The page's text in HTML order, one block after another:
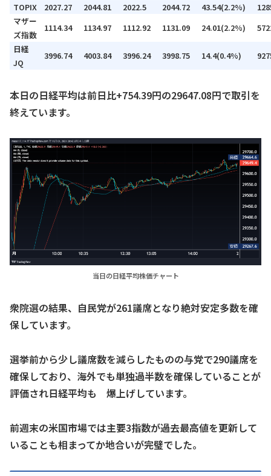
TOPIX
2027.27 2044.81 2022.5 2044.72 43.54(2.2%)
マザー
ズ指数
1114.34 1134.97 1112.92 1131.09 24.01(2.2%)
日経
JQ
3996.74 4003.84 3996.24 3998.75 14.4(0.4%)
本日の日経平均は前日比+754.39円の29647.08円で取引を
終えています。
当日の日経平均株価チャート
衆院選の結果、自民党が261議席となり絶対安定多数を確
保しています。
選挙前から少し議席数を減らしたものの与党で290議席を
確保しており、海外でも単独過半数を確保していることが
評価され日経平均も 爆上げしています。
前週末の米国市場では主要3指数が過去最高値を更新して
いることも相まってか地合いが完璧でした。